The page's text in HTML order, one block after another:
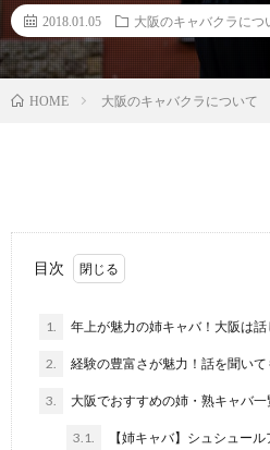
2018.01.05 大阪のキャバクラにつ
HOME 大阪のキャバクラについて
目次
1. 年上が魅力の姉キャバ！大阪は
2. 経験の豊富さが魅力！話を聞い
3. 大阪でおすすめの姉・熟キャバ一
3.1. 【姉キャバ】シュシュー